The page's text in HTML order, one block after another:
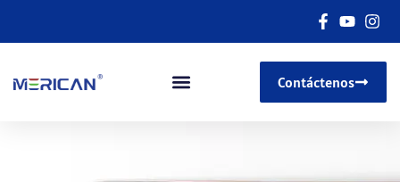
Contáctenos